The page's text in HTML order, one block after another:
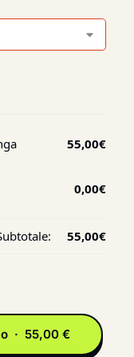
55,00€
0,00€
55,00€
· 55,00 €